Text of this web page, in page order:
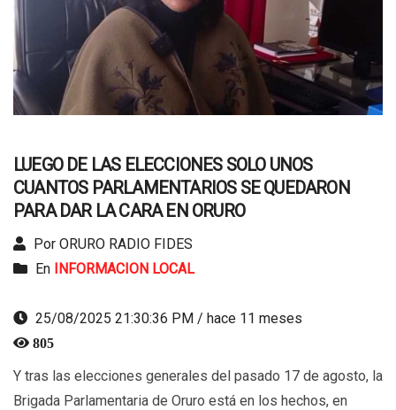
LUEGO DE LAS ELECCIONES SOLO UNOS
CUANTOS PARLAMENTARIOS SE QUEDARON
PARA DAR LA CARA EN ORURO
Por ORURO RADIO FIDES
En INFORMACION LOCAL
25/08/2025 21:30:36 PM / hace 11 meses
805
Y tras las elecciones generales del pasado 17 de agosto, la
Brigada Parlamentaria de Oruro está en los hechos, en